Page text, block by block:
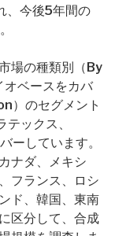
、今後5年間の
場の種類別（By
ベースをカバ
）のセグメント
ックス、
ーしています。
ナダ、メキシ
フランス、ロシ
ド、韓国、東南
区分して、合成